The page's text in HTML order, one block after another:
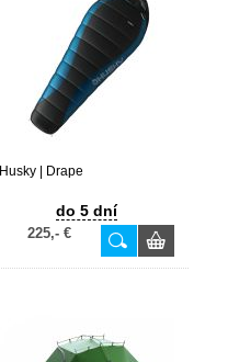
Husky | Drape
do 5 dní
225,- €